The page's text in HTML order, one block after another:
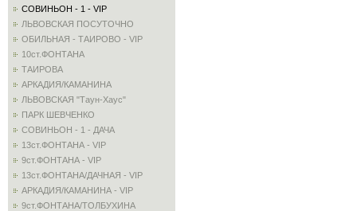
СОВИНЬОН - 1 - VIP
ЛЬВОВСКАЯ ПОСУТОЧНО
ОБИЛЬНАЯ - ТАИРОВО - VIP
10ст.ФОНТАНА
ТАИРОВА
АРКАДИЯ/КАМАНИНА
ЛЬВОВСКАЯ "Таун-Хаус"
ПАРК ШЕВЧЕНКО
СОВИНЬОН - 1 - ДАЧА
13ст.ФОНТАНА - VIP
9ст.ФОНТАНА - VIP
13ст.ФОНТАНА/ДАЧНАЯ - VIP
АРКАДИЯ/КАМАНИНА - VIP
9ст.ФОНТАНА/ТОЛБУХИНА